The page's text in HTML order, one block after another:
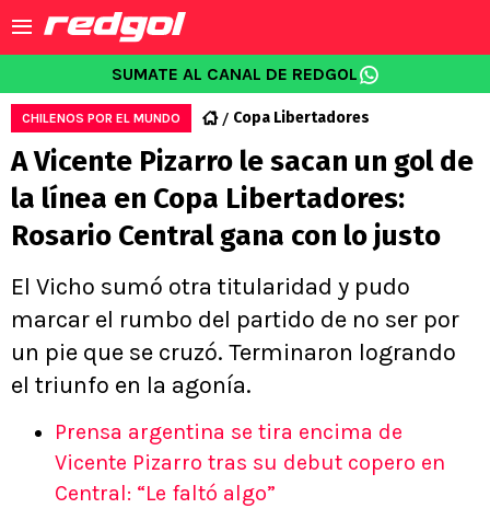
SUMATE AL CANAL DE REDGOL
CHILENOS POR EL MUNDO Copa Libertadores
A Vicente Pizarro le sacan un gol de
la línea en Copa Libertadores:
Rosario Central gana con lo justo
El Vicho sumó otra titularidad y pudo
marcar el rumbo del partido de no ser por
un pie que se cruzó. Terminaron logrando
el triunfo en la agonía.
Prensa argentina se tira encima de
Vicente Pizarro tras su debut copero en
Central: “Le faltó algo”